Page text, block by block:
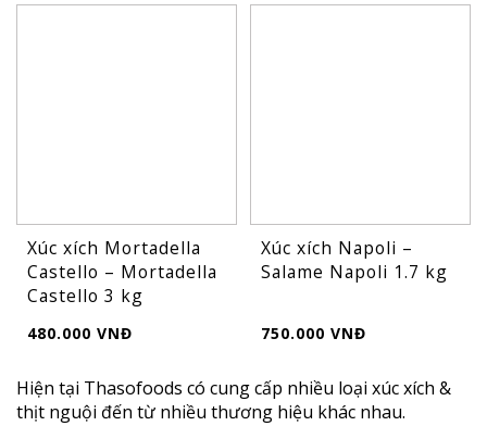
Xúc xích Mortadella
Castello – Mortadella
Castello 3 kg
480.000 VNĐ
Xúc xích Napoli –
Salame Napoli 1.7 kg
750.000 VNĐ
Hiện tại Thasofoods có cung cấp nhiều loại xúc xích &
thịt nguội đến từ nhiều thương hiệu khác nhau.